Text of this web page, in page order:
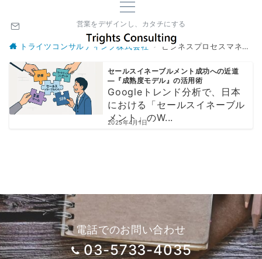
営業をデザインし、カタチにする
トライツコンサルティング株式会社 ビジネスプロセスマネジメント
セールスイネーブルメント成功への近道
―『成熟度モデル』の活用術
Googleトレンド分析で、日本
における「セールスイネーブル
メント」のW...
2025年4月1日
電話でのお問い合わせ
03-5733-4035